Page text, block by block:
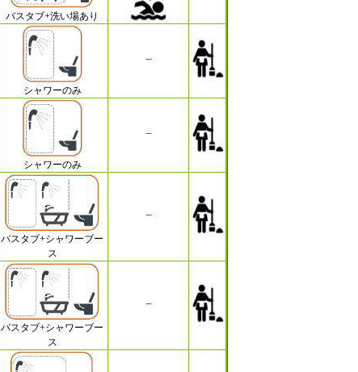
バスタブ+洗い場あり
シャワーのみ
シャワーのみ
バスタブ+シャワーブー
ス
バスタブ+シャワーブー
ス